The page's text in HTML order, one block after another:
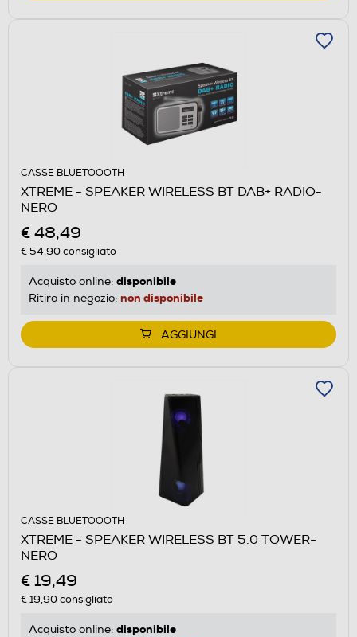
CASSE BLUETOOOTH
XTREME - SPEAKER WIRELESS BT DAB+ RADIO-
NERO
€ 48,49
€ 54,90consigliato
Acquisto online: disponibile
Ritiro in negozio: non disponibile
AGGIUNGI
CASSE BLUETOOOTH
XTREME - SPEAKER WIRELESS BT 5.0 TOWER-
NERO
€ 19,49
€ 19,90consigliato
Acquisto online: disponibile